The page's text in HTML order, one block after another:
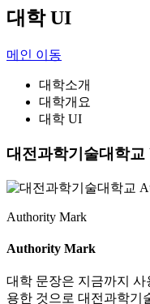
대학 UI
메인 이동
대학소개
대학개요
대학 UI
대전과학기술대학교
Authority Mark
Authority Mark
대학 문장은 지금까지
용한 것으로 대전과학기